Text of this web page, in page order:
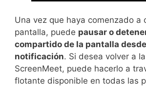
Una vez que haya comenzado a
pantalla, puede pausar o
compartido de la pantalla
notificación. Si desea volver a
ScreenMeet, puede hacerlo a
flotante disponible en todas las